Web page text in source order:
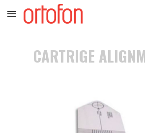
Skip to main content
CARTRIGE